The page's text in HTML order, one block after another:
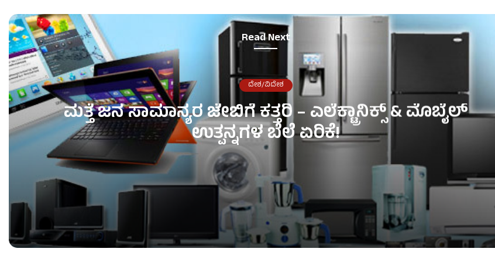
Read Next
ದೇಶ/ವಿದೇಶ
ಮತ್ತೆ ಜನ ಸಾಮಾನ್ಯರ ಜೇಬಿಗೆ ಕತ್ತರಿ – ಎಲೆಕ್ಟ್ರಾನಿಕ್ಸ್ & ಮೊಬೈಲ್
ಉತ್ಪನ್ನಗಳ ಬೆಲೆ ಏರಿಕೆ!
ಮತ್ತೆ ಜನ ಸಾಮಾನ್ಯರ ಜೇಬಿಗೆ ಕತ್ತರಿ – ಎಲೆಕ್ಟ್ರಾನಿಕ್ಸ್ & ಮೊಬೈಲ್ ಉತ್ಪನ್ನಗಳ ಬೆಲೆ ಏರಿಕೆ!